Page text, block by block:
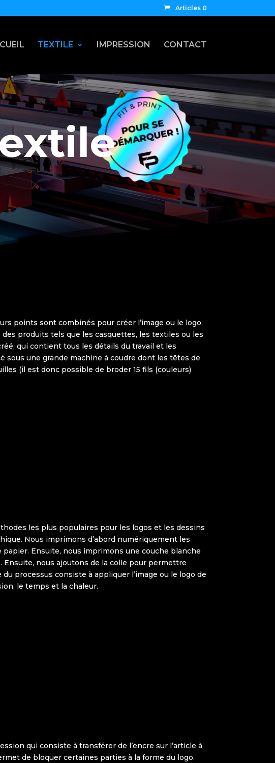
Articles 0
TEXTILE IMPRESSION CONTACT
points sont combinés pour créer l’image ou le logo.
produits tels que les casquettes, les textiles ou les
qui contient tous les détails du travail et les
sous une grande machine à coudre dont les têtes de
(il est donc possible de broder 15 fils (couleurs)
les plus populaires pour les logos et les dessins
Nous imprimons d’abord numériquement les
papier. Ensuite, nous imprimons une couche blanche
Ensuite, nous ajoutons de la colle pour permettre
du processus consiste à appliquer l’image ou le logo de
le temps et la chaleur.
qui consiste à transférer de l’encre sur l’article à
de bloquer certaines parties à la forme du logo.